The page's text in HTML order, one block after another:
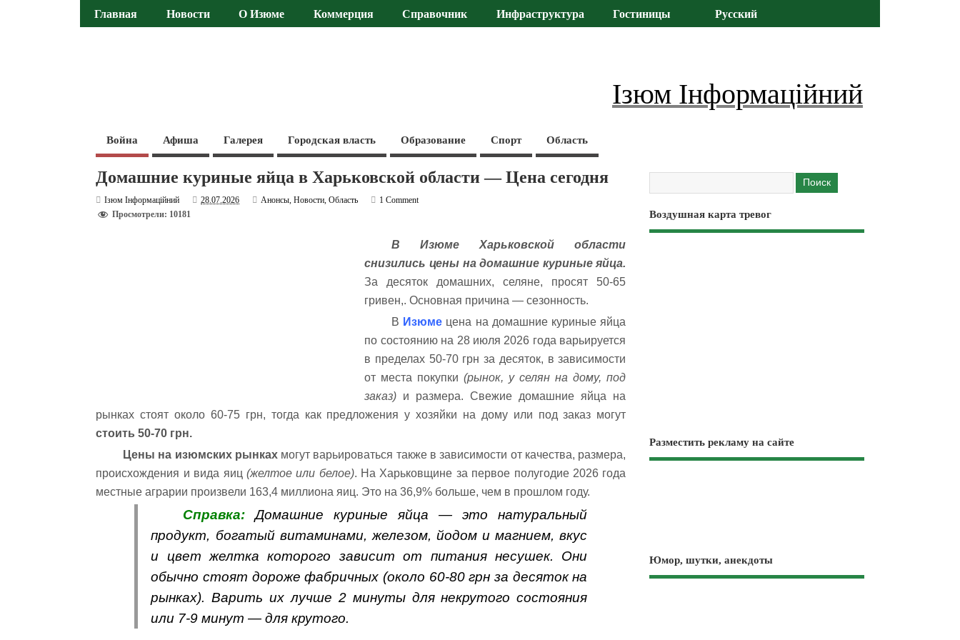
Главная Новости О Изюме Коммерция Справочник Инфраструктура Гостиницы Русский
Ізюм Інформаційний
Война Афиша Галерея Городская власть Образование Спорт Область
Домашние куриные яйца в Харьковской области — Цена сегодня
Ізюм Інформаційний 28.07.2026 Анонсы,Новости,Область
1 Comment
Просмотрели: 10181
В Изюме Харьковской области
снизились цены на домашние куриные яйца.
За десяток домашних, селяне, просят 50-65
гривен,. Основная причина — сезонность.
В Изюме цена на домашние куриные яйца
по состоянию на 28 июля 2026 года варьируется
в пределах 50-70 грн за десяток, в зависимости
от места покупки(рынок, у селян на дому, под
заказ) и размера. Свежие домашние яйца на
рынках стоят около 60-75 грн, тогда как предложения у хозяйки на дому или под заказ могут
стоить 50-70 грн.
Цены на изюмских рынкахмогут варьироваться также в зависимости от качества, размера,
происхождения и вида яиц (желтое или белое). На Харьковщине за первое полугодие 2026 года
местные аграрии произвели 163,4 миллиона яиц. Это на 36,9% больше, чем в прошлом году.
Справка: Домашние куриные яйца — это натуральный
продукт, богатый витаминами, железом, йодом и магнием, вкус
и цвет желтка которого зависит от питания несушек. Они
обычно стоят дороже фабричных (около 60-80 грн за десяток на
рынках). Варить их лучше 2 минуты для некрутого состояния
или 7-9 минут — для крутого.
Воздушная карта тревог
Разместить рекламу на сайте
Юмор, шутки, анекдоты